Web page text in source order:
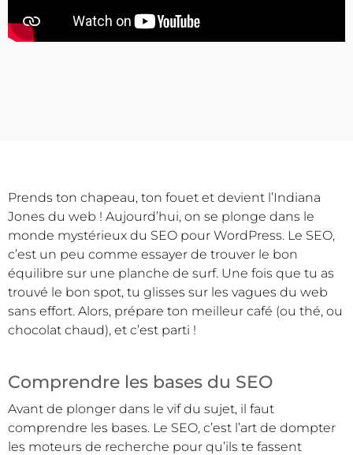
Prends ton chapeau, ton fouet et devient l’Indiana
Jones du web ! Aujourd’hui, on se plonge dans le
monde mystérieux du SEO pour WordPress. Le SEO,
c’est un peu comme essayer de trouver le bon
équilibre sur une planche de surf. Une fois que tu as
trouvé le bon spot, tu glisses sur les vagues du web
sans effort. Alors, prépare ton meilleur café (ou thé, ou
chocolat chaud), et c’est parti !
Comprendre les bases du SEO
Avant de plonger dans le vif du sujet, il faut
comprendre les bases. Le SEO, c’est l’art de dompter
les moteurs de recherche pour qu’ils te fassent